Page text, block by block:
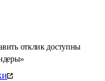
отклик доступны